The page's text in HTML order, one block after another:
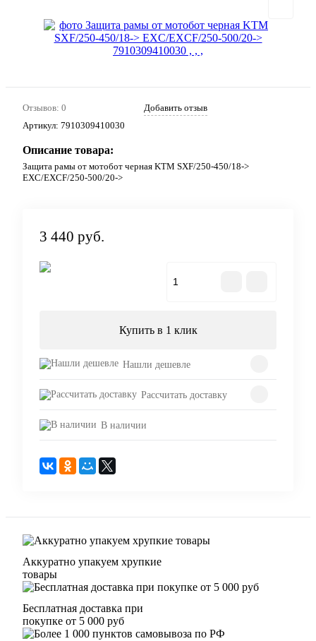
Отзывов: 0
Добавить отзыв
Артикул: 7910309410030
Описание товара:
Защита рамы от мотобот черная KTM SXF/250-450/18->
EXC/EXCF/250-500/20->
3 440 руб.
Купить в 1 клик
Нашли дешевле
Рассчитать доставку
В наличии
Аккуратно упакуем хрупкие
товары
Бесплатная доставка при
покупке от 5 000 руб